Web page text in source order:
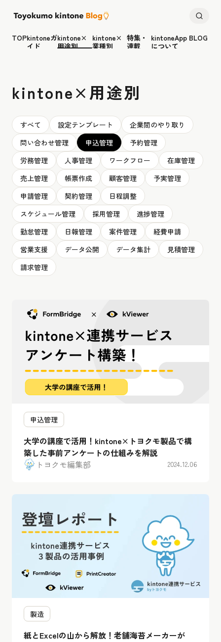
TOPkintoneガ
イド
kintone×
用途別
kintone×
業種別
特集・
連載
kintoneApp BLOG
について
kintone×用途別
すべて 設定テンプレート
企業間のやり取り
問い合わせ管理
申込管理
予約管理
労務管理
人事管理 ワークフロー
在庫管理
売上管理
帳票作成 顧客管理
予実管理
申請管理
契約管理
日程調整
スケジュール管理
採用管理
進捗管理
勤怠管理
日報管理 案件管理
経費申請
営業支援
データ公開 データ集計
見積管理
請求管理
申込管理
大学の講座で活用！kintone×トヨクモ製品で構
築した事前アンケートの仕組みを解説
トヨクモ編集部
2024.12.06
製造
紙とExcelの山から解放！老舗海苔メーカーが